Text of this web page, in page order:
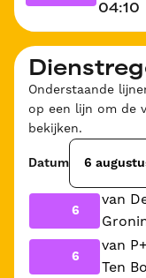
04:10
Onderstaande
op een lijn om de
bekijken.
Datum 6
6
van
6
van
Ten